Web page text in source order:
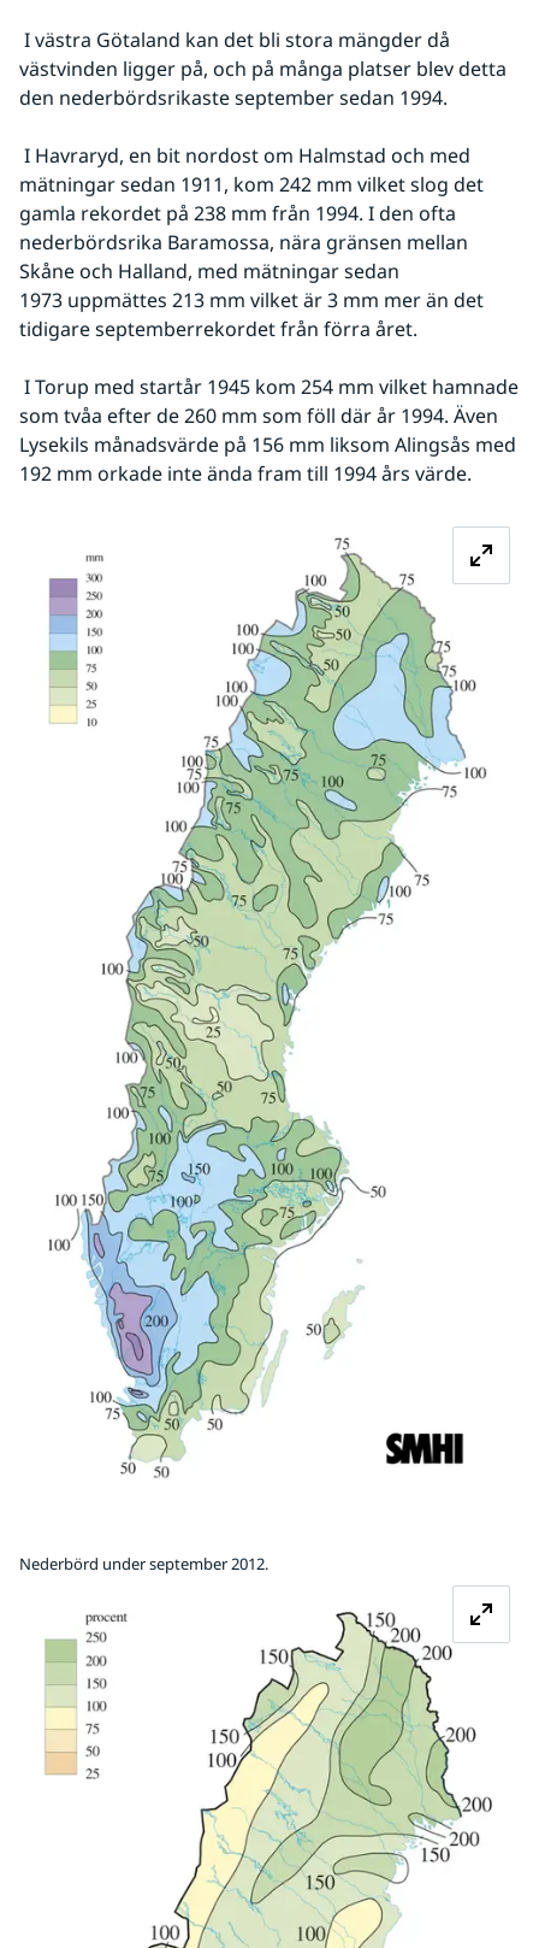
västvinden ligger på, och på många platser blev detta
den nederbördsrikaste september sedan 1994.
mätningar sedan 1911, kom 242 mm vilket slog det
gamla rekordet på 238 mm från 1994. I den ofta
nederbördsrika Baramossa, nära gränsen mellan
Skåne och Halland, med mätningar sedan
1973 uppmättes 213 mm vilket är 3 mm mer än det
tidigare septemberrekordet från förra året.
som tvåa efter de 260 mm som föll där år 1994. Även
Lysekils månadsvärde på 156 mm liksom Alingsås med
192 mm orkade inte ända fram till 1994 års värde.
Nederbörd under september 2012.